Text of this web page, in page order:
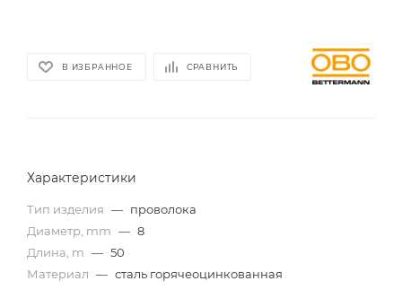
В ИЗБРАННОЕ СРАВНИТЬ
Характеристики
Тип изделия — проволока
Диаметр, mm — 8
Длина, m — 50
Материал — сталь горячеоцинкованная